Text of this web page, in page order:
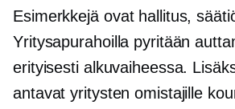
Esimerkkejä ovat hallitus,
Yritysapurahoilla pyritään
erityisesti alkuvaiheessa.
antavat yritysten omistajille